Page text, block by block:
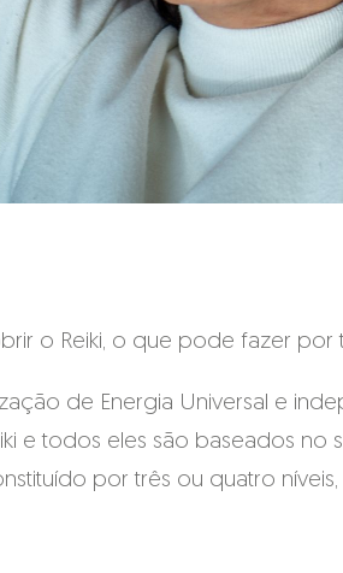
o Reiki, o que pode fazer por
de Energia Universal e
e todos eles são baseados no
por três ou quatro níveis,